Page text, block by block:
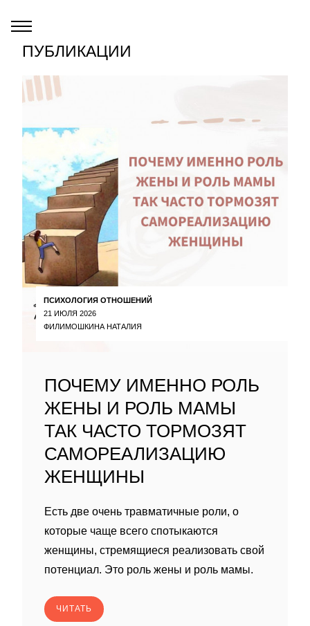
ПУБЛИКАЦИИ
ПСИХОЛОГИЯ ОТНОШЕНИЙ
21 ИЮЛЯ 2026
ФИЛИМОШКИНА НАТАЛИЯ
ПОЧЕМУ ИМЕННО РОЛЬ
ЖЕНЫ И РОЛЬ МАМЫ
ТАК ЧАСТО ТОРМОЗЯТ
САМОРЕАЛИЗАЦИЮ
ЖЕНЩИНЫ
Есть две очень травматичные роли, о
которые чаще всего спотыкаются
женщины, стремящиеся реализовать свой
потенциал. Это роль жены и роль мамы.
ЧИТАТЬ